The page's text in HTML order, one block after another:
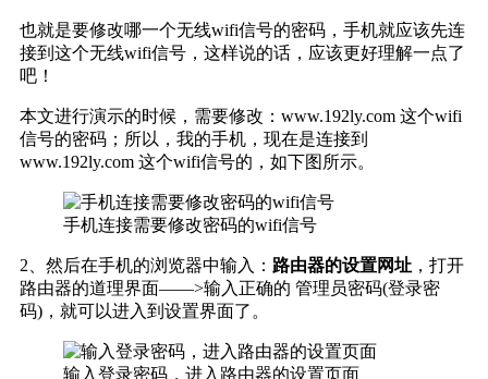
也就是要修改哪一个无线wifi信号的密码，手机就应该先连
接到这个无线wifi信号，这样说的话，应该更好理解一点了
吧！
本文进行演示的时候，需要修改：www.192ly.com 这个wifi
信号的密码；所以，我的手机，现在是连接到
www.192ly.com 这个wifi信号的，如下图所示。
手机连接需要修改密码的wifi信号
2、然后在手机的浏览器中输入： 路由器的设置网址 ，打开
路由器的道理界面——>输入正确的 管理员密码(登录密
码)，就可以进入到设置界面了。
输入登录密码，进入路由器的设置页面